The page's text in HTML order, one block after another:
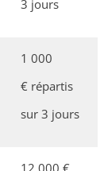
3 jours
1 000
€ répartis
sur 3 jours